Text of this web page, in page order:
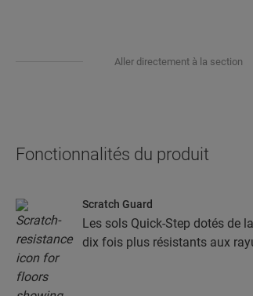
Aller directement à la section
Fonctionnalités du produit
Scratch Guard
Les sols Quick-Step dotés de
dix fois plus résistants aux